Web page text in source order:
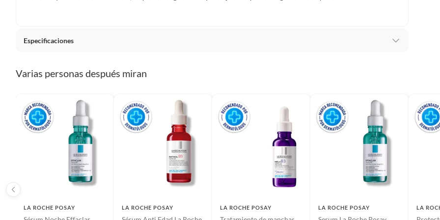
Especificaciones
Instrucciones de uso
Aplicar en la piel limpia y seca, evitando el área de los ojos.
Utilizar 1 a 2 veces al día, preferiblemente en la noche. Para
mejores resultados, combinar con la línea Effaclar de La Roche-
Dermatológico
Varias personas después miran
LA ROCHE POSAY LA ROCHE POSAY LA ROCHE POSAY LA ROCHE POSAY LA